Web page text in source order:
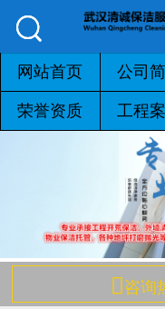


网站首页 公司
荣誉资质 工程
咨询